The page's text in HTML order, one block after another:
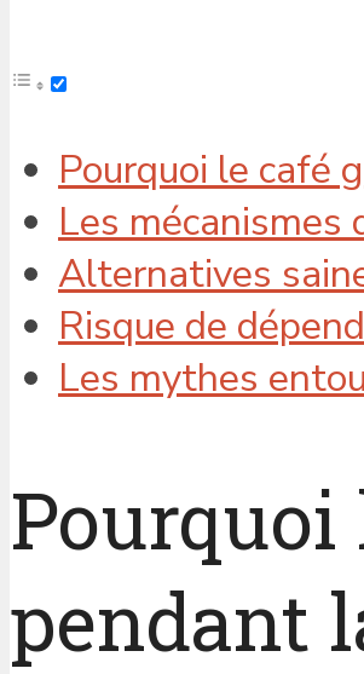
Pourquoi le café
Les
Alternatives
Risque de
Les mythes
pendant